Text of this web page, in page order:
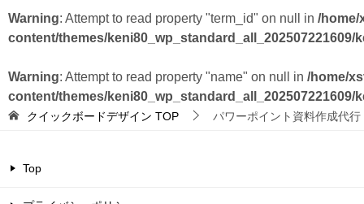
Warning: Attempt to read property "term_id" on null in /home/
content/themes/keni80_wp_standard_all_202507221609/
Warning: Attempt to read property "name" on null in /home/
content/themes/keni80_wp_standard_all_202507221609/
クイックボードデザイン TOP パワーポイント資料作成代
Top